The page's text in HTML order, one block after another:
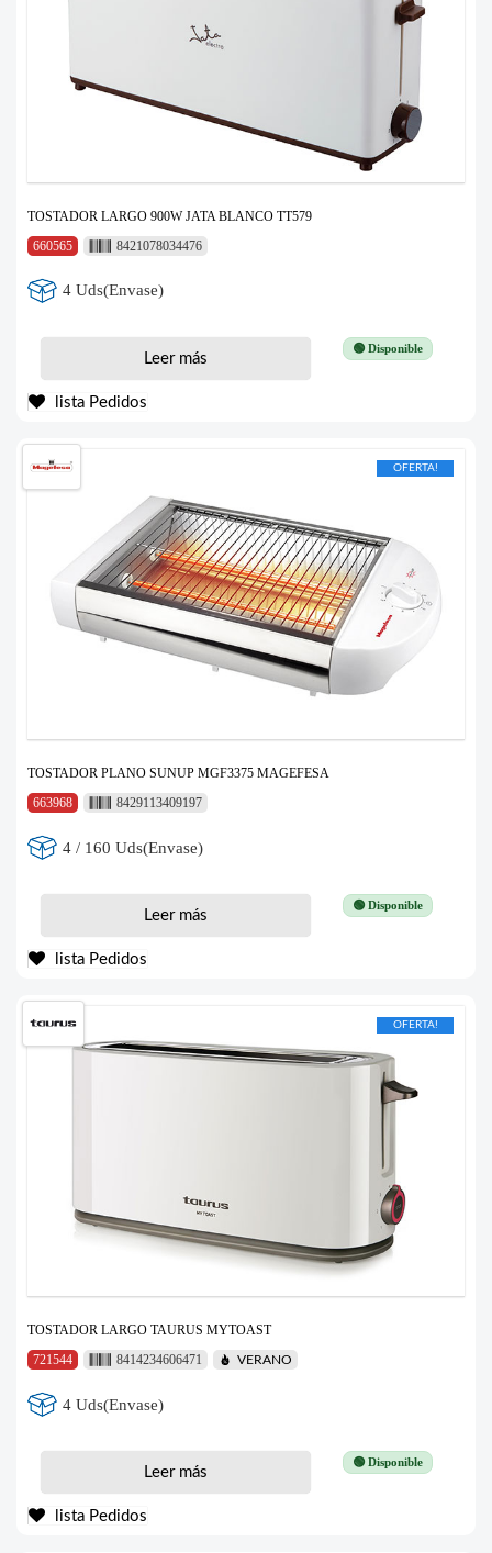
TOSTADOR LARGO 900W JATA BLANCO TT579
660565
8421078034476
4 Uds(Envase)
🟢 Disponible
Leer más
lista Pedidos
OFERTA!
TOSTADOR PLANO SUNUP MGF3375 MAGEFESA
663968
8429113409197
4 / 160 Uds(Envase)
🟢 Disponible
Leer más
lista Pedidos
OFERTA!
TOSTADOR LARGO TAURUS MYTOAST
721544
8414234606471 VERANO
4 Uds(Envase)
🟢 Disponible
Leer más
lista Pedidos